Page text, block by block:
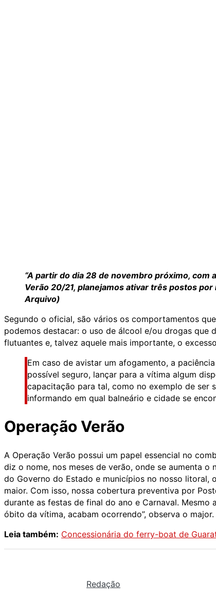
“A partir do dia 28 de novembro próximo,
Verão 20/21, planejamos ativar três postos
Arquivo)
Segundo o oficial, são vários os comportamentos
podemos destacar: o uso de álcool e/ou drogas que
flutuantes e, talvez aquele mais importante, o
Em caso de avistar um afogamento, a
possível seguro, lançar para a vítima algum
capacitação para tal, como no exemplo de ser
informando em qual balneário e cidade se
Operação Verão
A Operação Verão possui um papel essencial no
diz o nome, nos meses de verão, onde se aumenta o
do Governo do Estado e municípios no nosso litoral,
maior. Com isso, nossa cobertura preventiva por
durante as festas de final do ano e Carnaval.
óbito da vítima, acabam ocorrendo”, observa o major.
Leia também: Concessionária do ferry-boat de
Redação